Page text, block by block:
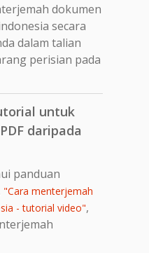
dokumen
secara
dalam talian
perisian pada
untuk
daripada
panduan
"Cara menterjemah
- tutorial video",